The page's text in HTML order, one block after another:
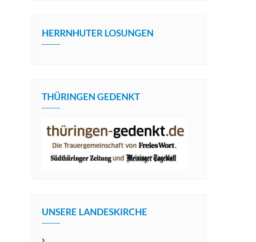
HERRNHUTER LOSUNGEN
THÜRINGEN GEDENKT
UNSERE LANDESKIRCHE